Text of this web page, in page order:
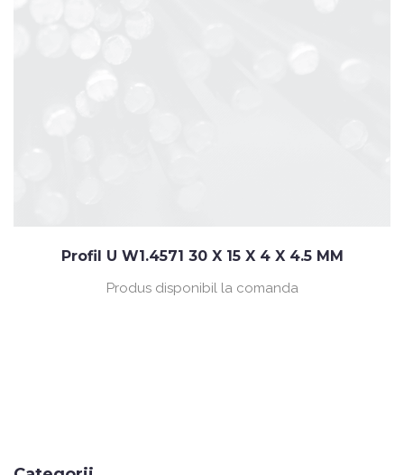
Profil U W1.4571 30 X 15 X 4 X 4.5 MM
Produs disponibil la comanda